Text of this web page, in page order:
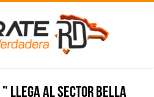
” llega al sector Bella